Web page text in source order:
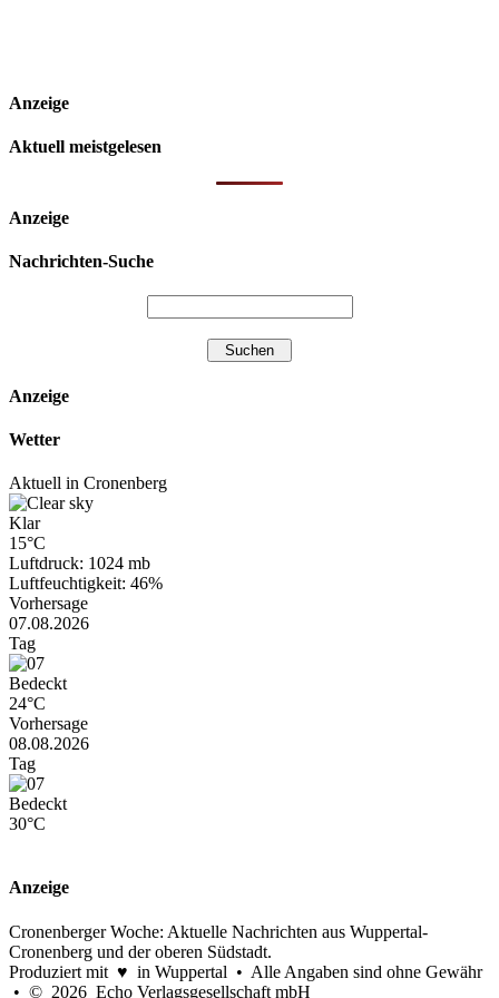
Anzeige
Aktuell meistgelesen
Anzeige
Nachrichten-Suche
Anzeige
Wetter
Aktuell in Cronenberg
Klar
15°C
Luftdruck: 1024 mb
Luftfeuchtigkeit: 46%
Vorhersage
07.08.2026
Tag
Bedeckt
24°C
Vorhersage
08.08.2026
Tag
Bedeckt
30°C
Anzeige
Cronenberger Woche: Aktuelle Nachrichten aus Wuppertal-
Cronenberg und der oberen Südstadt.
Produziert mit ♥ in Wuppertal • Alle Angaben sind ohne Gewähr
• © 2026 Echo Verlagsgesellschaft mbH